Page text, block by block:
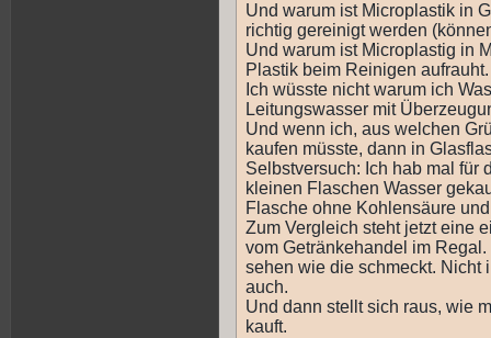
Und warum ist Microplastik in
richtig gereinigt werden
Und warum ist Microplastig in
Plastik beim Reinigen aufrauht.
Ich wüsste nicht warum ich
Leitungswasser mit
Und wenn ich, aus welchen
kaufen müsste, dann in
Selbstversuch: Ich hab mal für
kleinen Flaschen Wasser
Flasche ohne Kohlensäure
Zum Vergleich steht jetzt eine
vom Getränkehandel im
sehen wie die schmeckt. Nicht
auch.
Und dann stellt sich raus, wie
kauft.